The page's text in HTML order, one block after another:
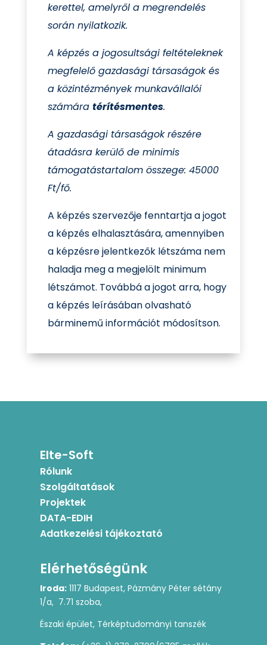
kerettel, amelyről a megrendelés
során nyilatkozik.
A képzés a jogosultsági feltételeknek
megfelelő gazdasági társaságok és
a közintézmények munkavállalói
számára térítésmentes.
A gazdasági társaságok részére
átadásra kerülő de minimis
támogatástartalom összege: 45000
Ft/fő.
A képzés szervezője fenntartja a jogot
a képzés elhalasztására, amennyiben
a képzésre jelentkezők létszáma nem
haladja meg a megjelölt minimum
létszámot. Továbbá a jogot arra, hogy
a képzés leírásában olvasható
bárminemű információt módosítson.
Elte-Soft
Rólunk
Szolgáltatások
Projektek
DATA-EDIH
Adatkezelési tájékoztató
Elérhetőségünk
Iroda: 1117 Budapest, Pázmány Péter sétány
1/a, 7.71 szoba,
Északi épület, Térképtudományi tanszék